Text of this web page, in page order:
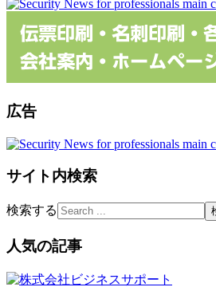
広告
サイト内検索
検索する
人気の記事